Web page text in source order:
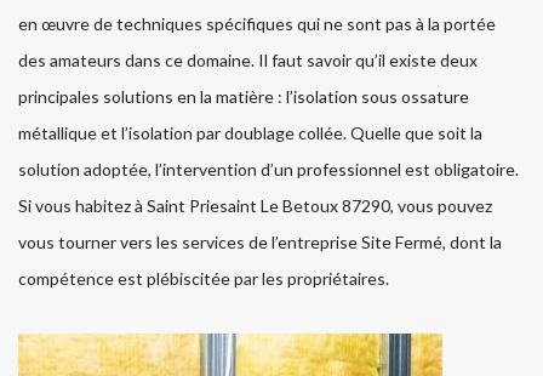
en œuvre de techniques spécifiques qui ne sont pas à la portée
des amateurs dans ce domaine. Il faut savoir qu’il existe deux
principales solutions en la matière : l’isolation sous ossature
métallique et l’isolation par doublage collée. Quelle que soit la
solution adoptée, l’intervention d’un professionnel est obligatoire.
Si vous habitez à Saint Priesaint Le Betoux 87290, vous pouvez
vous tourner vers les services de l’entreprise Site Fermé, dont la
compétence est plébiscitée par les propriétaires.